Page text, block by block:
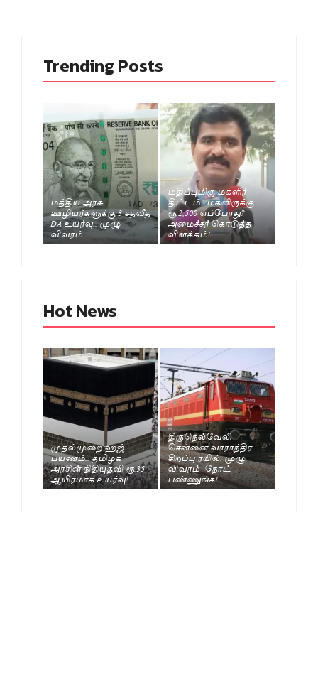
Trending Posts
மத்திய அரசு
ஊழியர்களுக்கு 3 சதவீத
DA உயர்வு.. முழு
விவரம்
மதிப்புமிகு மகளிர்
திட்டம்.. மகளிருக்கு
ரூ.2,500 எப்போது?
அமைச்சர் கொடுத்த
விளக்கம்!
Hot News
முதல்முறை ஹஜ்
பயணம்.. தமிழக
அரசின் நிதியுதவி ரூ.35
ஆயிரமாக உயர்வு!
திருநெல்வேலி-
சென்னை வாராந்திர
சிறப்பு ரயில். முழு
விவரம்- நோட்
பண்ணுங்க!